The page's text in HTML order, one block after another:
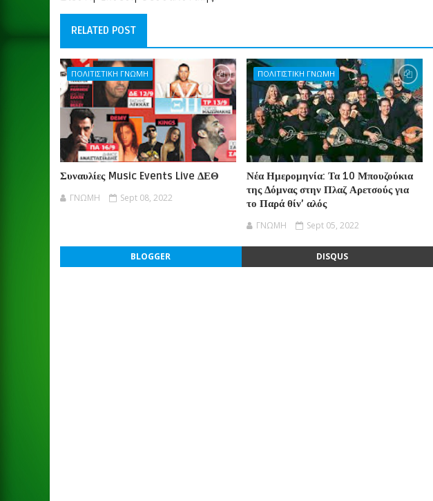
RELATED POST
ΠΟΛΙΤΙΣΤΙΚΗ ΓΝΩΜΗ
Συναυλίες Music Events Live ΔΕΘ
ΓΝΩΜΗ Sept 08, 2022
ΠΟΛΙΤΙΣΤΙΚΗ ΓΝΩΜΗ
Νέα Ημερομηνία: Τα 10 Μπουζούκια
της Δόμνας στην Πλαζ Αρετσούς για
το Παρά θίν’ αλός
ΓΝΩΜΗ Sept 05, 2022
BLOGGER DISQUS